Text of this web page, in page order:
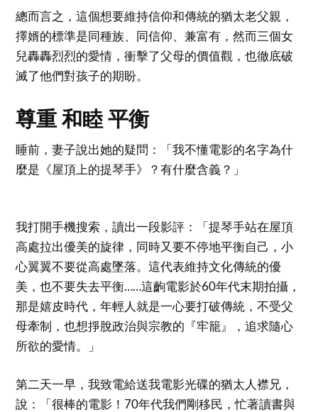
總而言之，這個想要維持信仰和傳統的猶太老父親，
擇婿的標準是同種族、同信仰、兼富有，然而三個女
兒轟轟烈烈的愛情，衝擊了父母的價值觀，也徹底破
滅了他們對孩子的期盼。
尊重 和睦 平衡
睡前，妻子說出她的疑問：「我不懂電影的名字為什
麼是《屋頂上的提琴手》？有什麼含義？」
我打開手機搜索，讀出一段影評：「提琴手站在屋頂
高處拉出優美的旋律，同時又要不停地平衡自己，小
心翼翼不要從高處墜落。這代表維持文化傳統的優
美，也不要失去平衡……這齣電影於60年代末期拍攝，
那是嬉皮時代，年輕人就是一心要打破傳統，不受父
母牽制，也想掙脫政治與宗教的『牢籠』，追求隨心
所欲的愛情。」
第二天一早，我致電給送我電影光碟的猶太人襟兄，
說：「很棒的電影！70年代我們剛移民，忙著讀書與